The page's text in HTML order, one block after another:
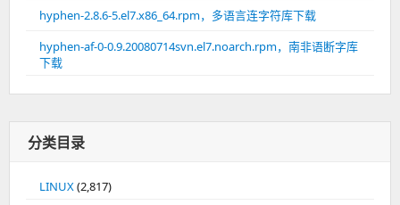
hyphen-2.8.6-5.el7.x86_64.rpm，多语言连字符库下载
hyphen-af-0-0.9.20080714svn.el7.noarch.rpm，南非语断字库
下载
分类目录
LINUX(2,817)